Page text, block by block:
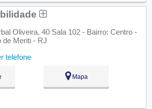
Oliveira, 40 Sala 102 - Bairro: Centro -
de Meriti - RJ
telefone
Mapa